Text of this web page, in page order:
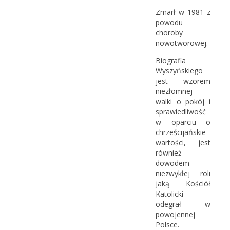
Zmarł w 1981 z
powodu
choroby
nowotworowej.
Biografia
Wyszyńskiego
jest wzorem
niezłomnej
walki o pokój i
sprawiedliwość
w oparciu o
chrześcijańskie
wartości, jest
również
dowodem
niezwykłej roli
jaką Kościół
Katolicki
odegrał w
powojennej
Polsce.